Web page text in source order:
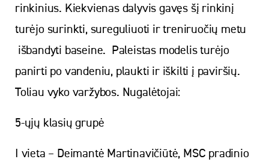
rinkinius. Kiekvienas dalyvis gavęs šį rinkinį
turėjo surinkti, sureguliuoti ir treniruočių metu
išbandyti baseine. Paleistas modelis turėjo
panirti po vandeniu, plaukti ir iškilti į paviršių.
Toliau vyko varžybos. Nugalėtojai:
5-ųjų klasių grupė
I vieta – Deimantė Martinavičiūtė, MSC pradinio